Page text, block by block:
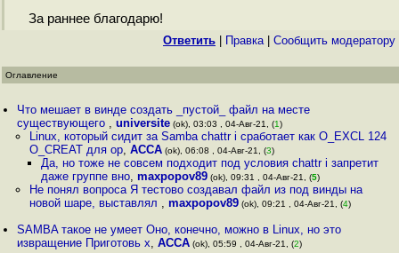
За раннее благодарю!
Ответить Правка| Cообщить модератору
Оглавление
Что мешает в винде создать _пустой_ файл на месте
существующего ,universite (ok), 03:03 , 04-Авг-21, (1)
Linux, который сидит за Samba chattr i сработает как O_EXCL 124
O_CREAT для op, ACCA(ok), 06:08 , 04-Авг-21, (3)
Да, но тоже не совсем подходит под условия chattr i запретит
даже группе вно, maxpopov89(ok), 09:31 , 04-Авг-21, (5)
Не понял вопроса Я тестово создавал файл из под винды на
новой шаре, выставлял , maxpopov89(ok), 09:21 , 04-Авг-21, (4)
SAMBA такое не умеет Оно, конечно, можно в Linux, но это
извращение Приготовь х,ACCA (ok), 05:59 , 04-Авг-21, (2)